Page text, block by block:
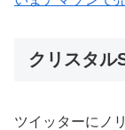
クリスタル
ツイッターにノ